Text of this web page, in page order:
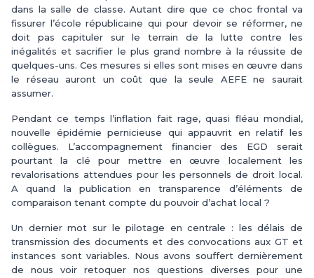
dans la salle de classe. Autant dire que ce choc frontal va
fissurer l’école républicaine qui pour devoir se réformer, ne
doit pas capituler sur le terrain de la lutte contre les
inégalités et sacrifier le plus grand nombre à la réussite de
quelques-uns. Ces mesures si elles sont mises en œuvre dans
le réseau auront un coût que la seule AEFE ne saurait
assumer.
Pendant ce temps l’inflation fait rage, quasi fléau mondial,
nouvelle épidémie pernicieuse qui appauvrit en relatif les
collègues. L’accompagnement financier des EGD serait
pourtant la clé pour mettre en œuvre localement les
revalorisations attendues pour les personnels de droit local.
A quand la publication en transparence d’éléments de
comparaison tenant compte du pouvoir d’achat local ?
Un dernier mot sur le pilotage en centrale : les délais de
transmission des documents et des convocations aux GT et
instances sont variables. Nous avons souffert dernièrement
de nous voir retoquer nos questions diverses pour une